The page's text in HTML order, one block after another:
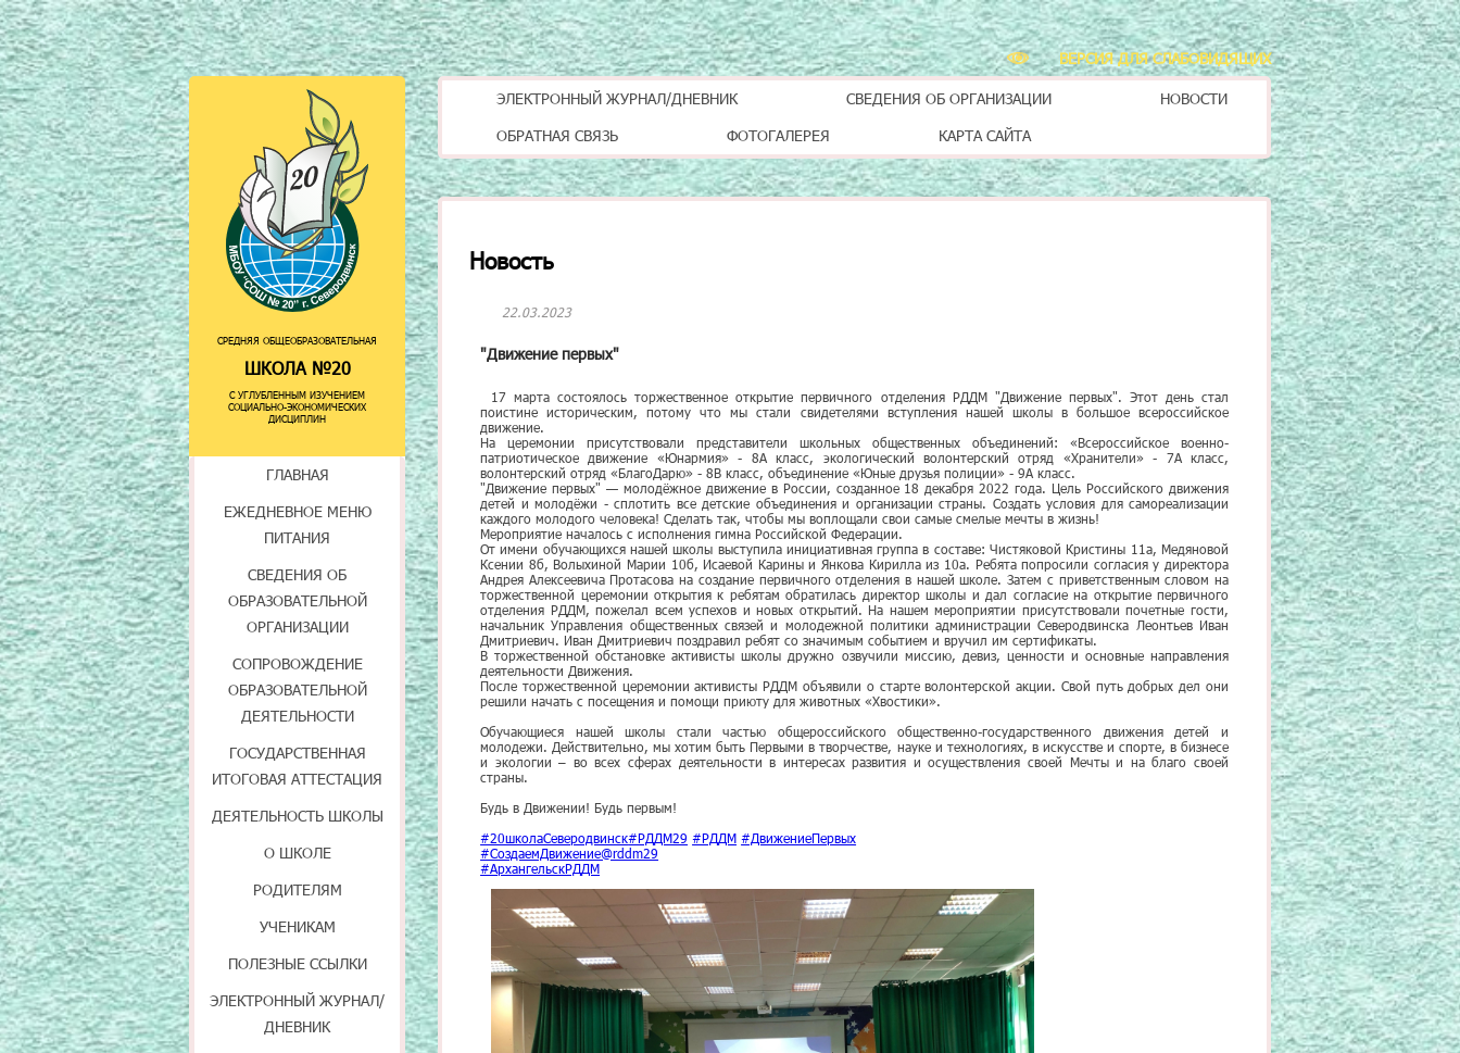
ВЕРСИЯ ДЛЯ СЛАБОВИДЯЩИХ
СРЕДНЯЯ ОБЩЕОБРАЗОВАТЕЛЬНАЯ
ШКОЛА №20
С УГЛУБЛЕННЫМ ИЗУЧЕНИЕМ
СОЦИАЛЬНО-ЭКОНОМИЧЕСКИХ
ДИСЦИПЛИН
ГЛАВНАЯ
ЕЖЕДНЕВНОЕ МЕНЮ
ПИТАНИЯ
СВЕДЕНИЯ ОБ
ОБРАЗОВАТЕЛЬНОЙ
ОРГАНИЗАЦИИ
СОПРОВОЖДЕНИЕ
ОБРАЗОВАТЕЛЬНОЙ
ДЕЯТЕЛЬНОСТИ
ГОСУДАРСТВЕННАЯ
ИТОГОВАЯ АТТЕСТАЦИЯ
ДЕЯТЕЛЬНОСТЬ ШКОЛЫ
О ШКОЛЕ
РОДИТЕЛЯМ
УЧЕНИКАМ
ПОЛЕЗНЫЕ ССЫЛКИ
ЭЛЕКТРОННЫЙ ЖУРНАЛ/
ДНЕВНИК
ЭЛЕКТРОННЫЙ ЖУРНАЛ/ДНЕВНИК СВЕДЕНИЯ ОБ ОРГАНИЗАЦИИ
НОВОСТИ
ОБРАТНАЯ СВЯЗЬ
ФОТОГАЛЕРЕЯ КАРТА САЙТА
Новость
22.03.2023
"Движение первых"
17 марта состоялось торжественное открытие первичного отделения РДДМ "Движение первых". Этот день стал
поистине историческим, потому что мы стали свидетелями вступления нашей школы в большое всероссийское
движение.
На церемонии присутствовали представители школьных общественных объединений: «Всероссийское военно-
патриотическое движение «Юнармия» - 8А класс, экологический волонтерский отряд «Хранители» - 7А класс,
волонтерский отряд «БлагоДарю» - 8В класс, объединение «Юные друзья полиции» - 9А класс.
"Движение первых" — молодёжное движение в России, созданное 18 декабря 2022 года. Цель Российского движения
детей и молодёжи - сплотить все детские объединения и организации страны. Создать условия для самореализации
каждого молодого человека! Сделать так, чтобы мы воплощали свои самые смелые мечты в жизнь!
Мероприятие началось с исполнения гимна Российской Федерации.
От имени обучающихся нашей школы выступила инициативная группа в составе: Чистяковой Кристины 11а, Медяновой
Ксении 8б, Волыхиной Марии 10б, Исаевой Карины и Янкова Кирилла из 10а. Ребята попросили согласия у директора
Андрея Алексеевича Протасова на создание первичного отделения в нашей школе. Затем с приветственным словом на
торжественной церемонии открытия к ребятам обратилась директор школы и дал согласие на открытие первичного
отделения РДДМ, пожелал всем успехов и новых открытий. На нашем мероприятии присутствовали почетные гости,
начальник Управления общественных связей и молодежной политики администрации Северодвинска Леонтьев Иван
Дмитриевич. Иван Дмитриевич поздравил ребят со значимым событием и вручил им сертификаты.
В торжественной обстановке активисты школы дружно озвучили миссию, девиз, ценности и основные направления
деятельности Движения.
После торжественной церемонии активисты РДДМ объявили о старте волонтерской акции. Свой путь добрых дел они
решили начать с посещения и помощи приюту для животных «Хвостики».
Обучающиеся нашей школы стали частью общероссийского общественно-государственного движения детей и
молодежи. Действительно, мы хотим быть Первыми в творчестве, науке и технологиях, в искусстве и спорте, в бизнесе
и экологии – во всех сферах деятельности в интересах развития и осуществления своей Мечты и на благо своей
страны.
Будь в Движении! Будь первым!
#20школаСеверодвинск#РДДМ29 #РДДМ #ДвижениеПервых
#СоздаемДвижение@rddm29
#АрхангельскРДДМ